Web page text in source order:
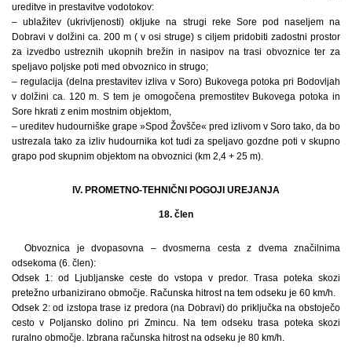
ureditve in prestavitve vodotokov:
– ublažitev (ukrivljenosti) okljuke na strugi reke Sore pod naseljem na
Dobravi v dolžini ca. 200 m ( v osi struge) s ciljem pridobiti zadostni prostor
za izvedbo ustreznih ukopnih brežin in nasipov na trasi obvoznice ter za
speljavo poljske poti med obvoznico in strugo;
– regulacija (delna prestavitev izliva v Soro) Bukovega potoka pri Bodovljah
v dolžini ca. 120 m. S tem je omogočena premostitev Bukovega potoka in
Sore hkrati z enim mostnim objektom,
– ureditev hudourniške grape »Spod Žovšče« pred izlivom v Soro tako, da bo
ustrezala tako za izliv hudournika kot tudi za speljavo gozdne poti v skupno
grapo pod skupnim objektom na obvoznici (km 2,4 + 25 m).
IV. PROMETNO-TEHNIČNI POGOJI UREJANJA
18. člen
Obvoznica je dvopasovna – dvosmerna cesta z dvema značilnima
odsekoma (6. člen):
Odsek 1: od Ljubljanske ceste do vstopa v predor. Trasa poteka skozi
pretežno urbanizirano območje. Računska hitrost na tem odseku je 60 km/h.
Odsek 2: od izstopa trase iz predora (na Dobravi) do priključka na obstoječo
cesto v Poljansko dolino pri Zmincu. Na tem odseku trasa poteka skozi
ruralno območje. Izbrana računska hitrost na odseku je 80 km/h.